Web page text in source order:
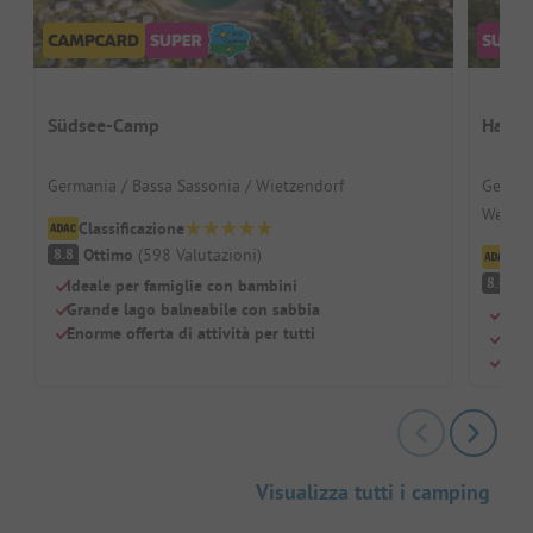
Südsee-Camp
Germania / Bassa Sassonia / Wietzendorf
Classificazione
8.8 Ottimo (598 Valutazioni)
Ideale per famiglie con bambini
Grande lago balneabile con sabbia
Enorme offerta di attività per tutti
8.4
Visualizza tutti i camping